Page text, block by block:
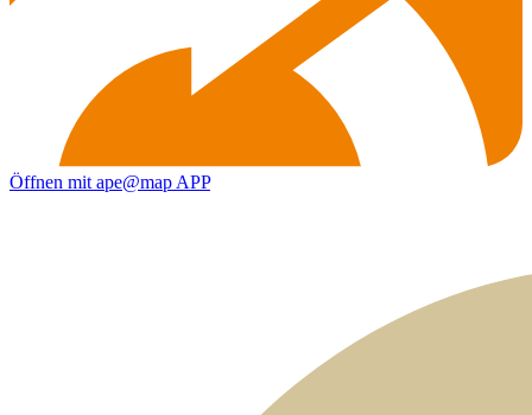
Öffnen mit ape@map APP